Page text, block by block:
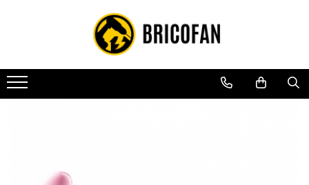
Toate Produsele
Vehicule electrice
Atv
Motocross